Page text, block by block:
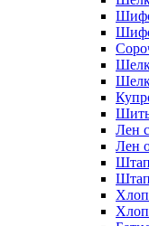
Лен
Лен